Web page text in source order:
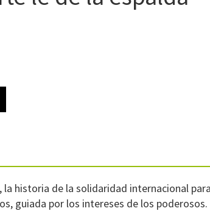
la historia de la solidaridad internacional
guiada por los intereses de los poderosos.